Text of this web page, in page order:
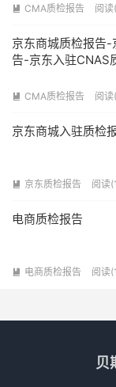
 CMA质检报告 阅
京东商城质检报告
告-京东入驻CNAS
 CMA质检报告 阅
京东商城入驻质检
 京东质检报告 阅读
电商质检报告
 电商质检报告 阅读
贝